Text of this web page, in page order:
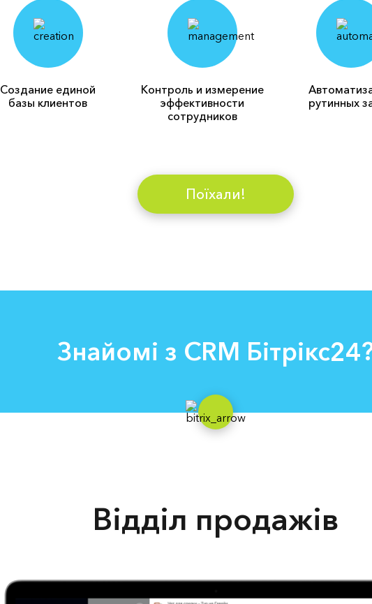
Создание единой
базы клиентов
Контроль и измерение
эффективности
сотрудников
рутинных
Поїхали!
Знайомі з СRM
Відділ продажів